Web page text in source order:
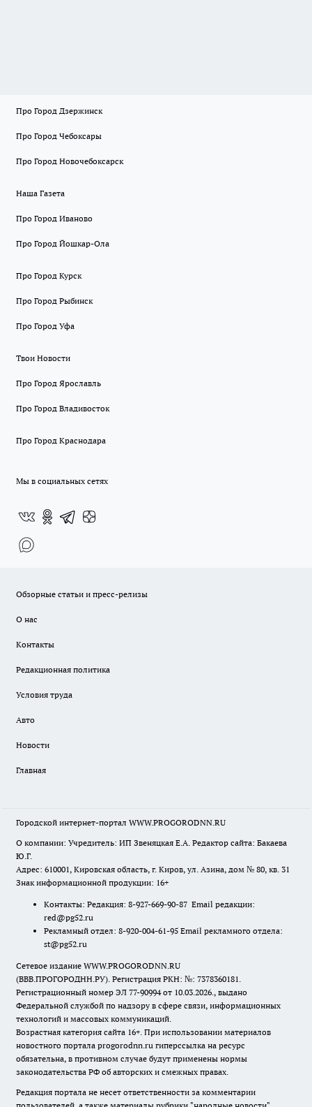
Про Город Дзержинск
Про Город Чебоксары
Про Город Новочебоксарск
Наша Газета
Про Город Иваново
Про Город Йошкар-Ола
Про Город Курск
Про Город Рыбинск
Про Город Уфа
Твои Новости
Про Город Ярославль
Про Город Владивосток
Про Город Краснодара
Мы в социальных сетях
Обзорные статьи и пресс-релизы
О нас
Контакты
Редакционная политика
Условия труда
Авто
Новости
Главная
Городской интернет-портал WWW.PROGORODNN.RU
О компании: Учредитель: ИП Звеняцкая Е.А. Редактор сайта: Бакаева
Ю.Г.
Адрес: 610001, Кировская область, г. Киров, ул. Азина, дом № 80, кв. 31
Знак информационной продукции: 16+
Контакты: Редакция: 8-927-669-90-87 Email редакции:
red@pg52.ru
Рекламный отдел: 8-920-004-61-95 Email рекламного отдела:
st@pg52.ru
Сетевое издание WWW.PROGORODNN.RU
(ВВВ.ПРОГОРОДНН.РУ). Регистрация РКН: №: 7378360181.
Регистрационный номер ЭЛ 77-90994 от 10.03.2026., выдано
Федеральной службой по надзору в сфере связи, информационных
технологий и массовых коммуникаций.
Возрастная категория сайта 16+. При использовании материалов
новостного портала progorodnn.ru гиперссылка на ресурс
обязательна, в противном случае будут применены нормы
законодательства РФ об авторских и смежных правах.
Редакция портала не несет ответственности за комментарии